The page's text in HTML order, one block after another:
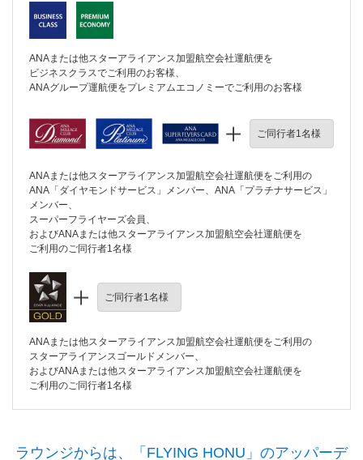
ANAまたは他スターアライアンス加盟航空会社運航便を
ビジネスクラスでご利用のお客様、
ANAグループ運航便をプレミアムエコノミーでご利用のお客様
ご同行者1名様
ANAまたは他スターアライアンス加盟航空会社運航便をご利用の
ANA「ダイヤモンドサービス」メンバー、ANA「プラチナサービス」
メンバー、
スーパーフライヤーズ会員、
およびANAまたは他スターアライアンス加盟航空会社運航便を
ご利用のご同行者1名様
ご同行者1名様
ANAまたは他スターアライアンス加盟航空会社運航便をご利用の
スターアライアンスゴールドメンバー、
およびANAまたは他スターアライアンス加盟航空会社運航便を
ご利用のご同行者1名様
ラウンジからは、「FLYING HONU」のアッパーデ